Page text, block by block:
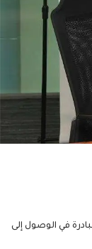
المبادرة في الوصول إلى